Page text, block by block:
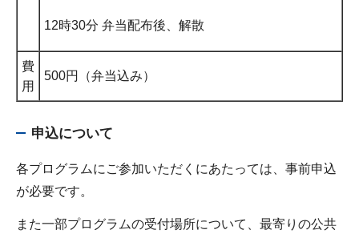
12時30分 弁当配布後、解散
費
用
500円（弁当込み）
申込について
各プログラムにご参加いただくにあたっては、事前申込
が必要です。
また一部プログラムの受付場所について、最寄りの公共